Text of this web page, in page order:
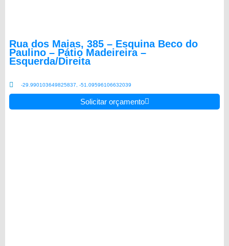
Rua dos Maias, 385 – Esquina Beco do
Paulino – Pátio Madeireira –
Esquerda/Direita
-29.990103649825837, -51.09596106632039
Solicitar orçamento